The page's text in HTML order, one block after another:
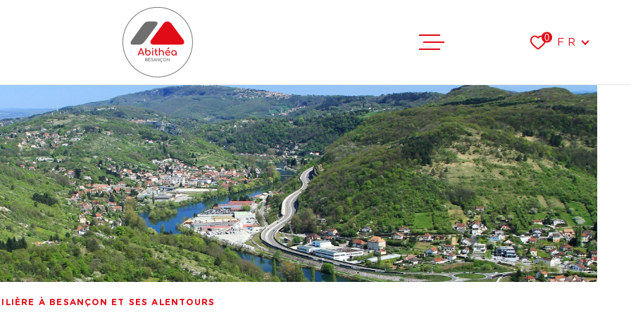
LOCATIONS
FAIRE
L'AGENCE
CONTACT
0 Langue
FR
À BESANÇON ET SES ALENTOURS